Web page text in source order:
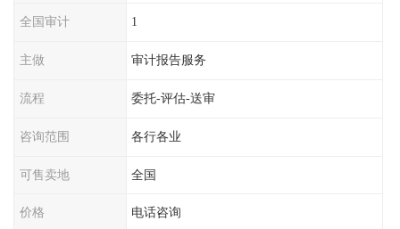
全国审计 1
主做 审计报告服务
流程 委托-评估-送审
咨询范围 各行各业
可售卖地 全国
价格 电话咨询